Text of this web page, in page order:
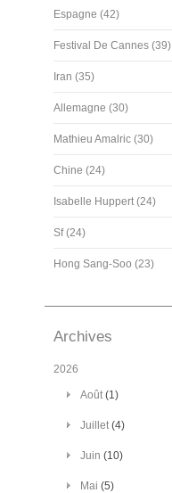
Espagne (42)
Festival De Cannes (39)
Iran (35)
Allemagne (30)
Mathieu Amalric (30)
Chine (24)
Isabelle Huppert (24)
Sf (24)
Hong Sang-Soo (23)
Archives
2026
Août(1)
Juillet(4)
Juin (10)
Mai (5)